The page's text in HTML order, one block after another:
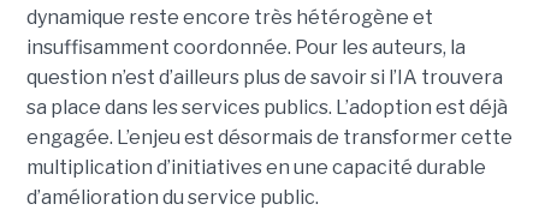
dynamique reste encore très hétérogène et
insuffisamment coordonnée. Pour les auteurs, la
question n’est d’ailleurs plus de savoir si l’IA trouvera
sa place dans les services publics. L’adoption est déjà
engagée. L’enjeu est désormais de transformer cette
multiplication d’initiatives en une capacité durable
d’amélioration du service public.